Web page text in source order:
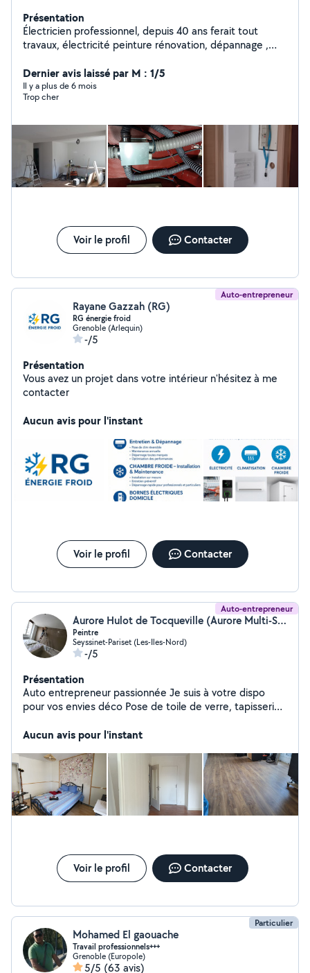
Présentation
Électricien professionnel, depuis 40 ans ferait tout
travaux, électricité peinture rénovation, dépannage ,
N'hésitez pas à me contacter cordialement
Dernier avis laissé par M : 1/5
Il y a plus de 6 mois
Trop cher
Voir le profil Contacter
Auto-entrepreneur
Rayane Gazzah (RG)
RG énergie froid
Grenoble (Arlequin)
-/5
Présentation
Vous avez un projet dans votre intérieur n'hésitez à me
contacter
Aucun avis pour l'instant
Voir le profil Contacter
Auto-entrepreneur
Aurore Hulot de Tocqueville (Aurore Multi-Services)
Peintre
Seyssinet-Pariset (Les-Iles-Nord)
-/5
Présentation
Auto entrepreneur passionnée Je suis à votre dispo
pour vos envies déco Pose de toile de verre, tapisserie,
pas
Aucun avis pour l'instant
Voir le profil Contacter
Particulier
Mohamed El gaouache
Travail professionnels+++
Grenoble (Europole)
5/5 (63 avis)